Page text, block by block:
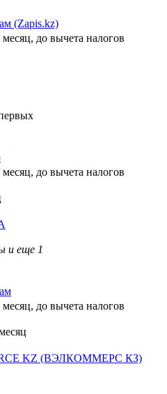
(Zapis.kz)
месяц, до вычета налогов
месяц, до вычета налогов
и еще 1
месяц, до вычета налогов
KZ (ВЭЛКОММЕРС КЗ)